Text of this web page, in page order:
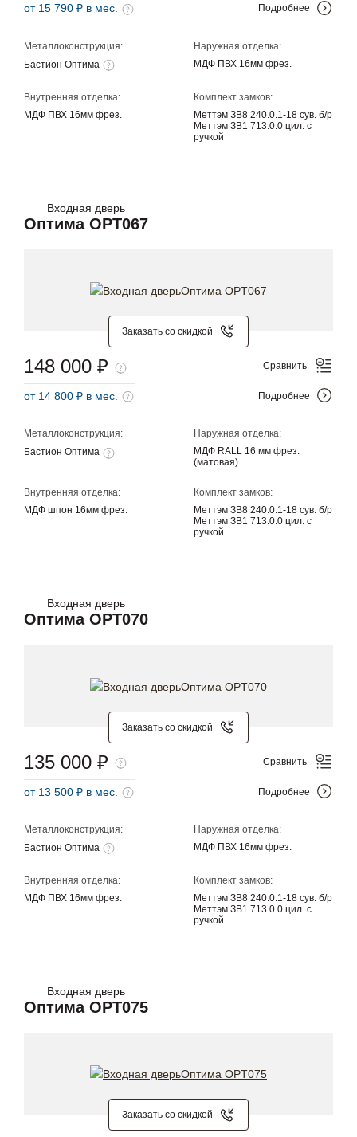
Металлоконструкция:
Бастион Оптима
Наружная отделка:
МДФ ПВХ 16мм фрез.
Внутренняя отделка:
МДФ ПВХ 16мм фрез.
Комплект замков:
Меттэм ЗВ8 240.0.1-18 сув. б/р
Меттэм ЗВ1 713.0.0 цил. с
ручкой
от 15 790 ₽ в мес. Подробнее
Входная дверь
Оптима OPT067
Заказать со скидкой
Металлоконструкция:
Бастион Оптима
Наружная отделка:
МДФ RALL 16 мм фрез.
(матовая)
Внутренняя отделка:
МДФ шпон 16мм фрез.
Комплект замков:
Меттэм ЗВ8 240.0.1-18 сув. б/р
Меттэм ЗВ1 713.0.0 цил. с
ручкой
148 000 ₽
от 14 800 ₽ в мес.
Сравнить
Подробнее
Входная дверь
Оптима OPT070
Заказать со скидкой
Металлоконструкция:
Бастион Оптима
Наружная отделка:
МДФ ПВХ 16мм фрез.
Внутренняя отделка:
МДФ ПВХ 16мм фрез.
Комплект замков:
Меттэм ЗВ8 240.0.1-18 сув. б/р
Меттэм ЗВ1 713.0.0 цил. с
ручкой
135 000 ₽
от 13 500 ₽ в мес.
Сравнить
Подробнее
Входная дверь
Оптима OPT075
Заказать со скидкой